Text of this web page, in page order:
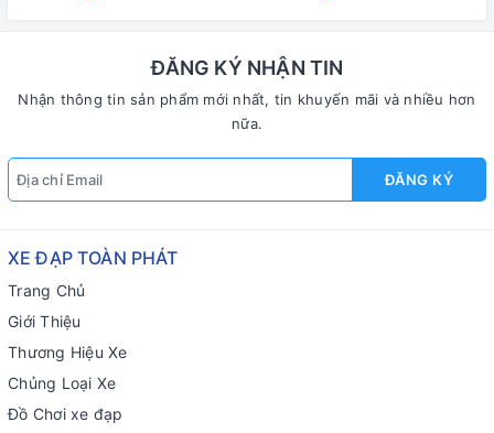
ĐĂNG KÝ NHẬN TIN
Nhận thông tin sản phẩm mới nhất, tin khuyến mãi và nhiều hơn
nữa.
ĐĂNG KÝ
XE ĐẠP TOÀN PHÁT
Trang Chủ
Giới Thiệu
Thương Hiệu Xe
Chủng Loại Xe
Đồ Chơi xe đạp